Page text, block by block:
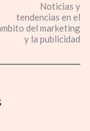
Noticias y
tendencias en el
del marketing
y la publicidad